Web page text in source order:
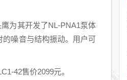
为其开发了NL-PNA1泵体
噪音与结构振动。用户可
42售价2099元。